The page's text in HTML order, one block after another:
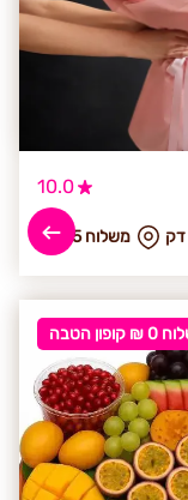
10.0
₪ משלוח 45
הטבה